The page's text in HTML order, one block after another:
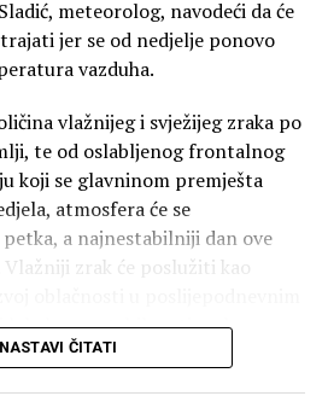
4. avgusta 1995. godine
i policije, te jedinica
na području Banije, Like,
hiljada krajiških Srba, a u
oje poginulih i nestalih Srba iz
meteorolog, navodeći da će
jer se od nedjelje ponovo
vazduha.
vlažnijeg i svježijeg zraka po
te od oslabljenog frontalnog
koji se glavninom premješta
atmosfera će se
a najnestabilniji dan ove
Vlažniji zrak će poslužiti kao
lokalne nestabilnosti, uglavnom u
sjeverozapadne, centralne i
NASTAVI ČITATI